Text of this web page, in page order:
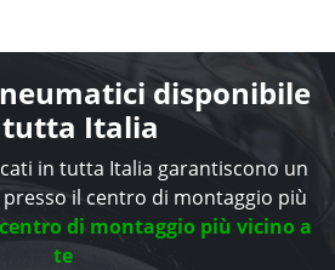
disponibile
Italia
in tutta Italia garantiscono un
il centro di montaggio più
di montaggio più vicino a
te